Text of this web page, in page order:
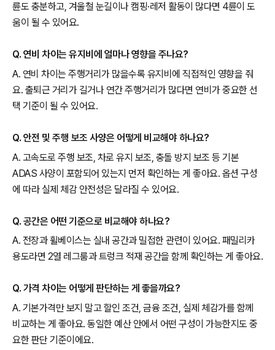
륜도 충분하고, 겨울철 눈길이나 캠핑·레저 활동이 많다면 4륜이 도
움이 될 수 있어요.
Q. 연비 차이는 유지비에 얼마나 영향을 주나요?
A. 연비 차이는 주행거리가 많을수록 유지비에 직접적인 영향을 줘
요. 출퇴근 거리가 길거나 연간 주행거리가 많다면 연비가 중요한 선
택 기준이 될 수 있어요.
Q. 안전 및 주행 보조 사양은 어떻게 비교해야 하나요?
A. 고속도로 주행 보조, 차로 유지 보조, 충돌 방지 보조 등 기본
ADAS 사양이 포함되어 있는지 먼저 확인하는 게 좋아요. 옵션 구성
에 따라 실제 체감 안전성은 달라질 수 있어요.
Q. 공간은 어떤 기준으로 비교해야 하나요?
A. 전장과 휠베이스는 실내 공간과 밀접한 관련이 있어요. 패밀리카
용도라면 2열 레그룸과 트렁크 적재 공간을 함께 확인하는 게 좋아요.
Q. 가격 차이는 어떻게 판단하는 게 좋을까요?
A. 기본가격만 보지 말고 할인 조건, 금융 조건, 실제 체감가를 함께
비교하는 게 좋아요. 동일한 예산 안에서 어떤 구성이 가능한지도 중
요한 판단 기준이에요.